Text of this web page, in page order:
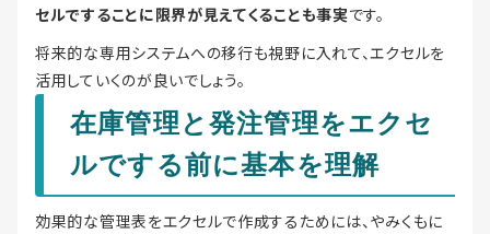
セルですることに限界が見えてくることも事実です。
将来的な専用システムへの移行も視野に入れて、エクセルを
活用していくのが良いでしょう。
在庫管理と発注管理をエクセ
ルでする前に基本を理解
効果的な管理表をエクセルで作成するためには、やみくもに